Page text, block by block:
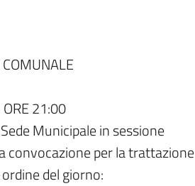
21:00
Municipale in sessione
convocazione per la trattazione
del giorno: